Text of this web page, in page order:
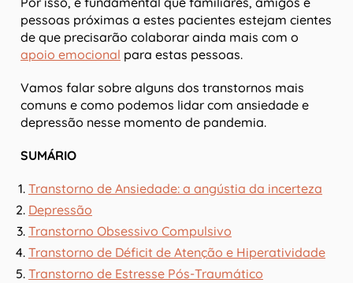
pessoas próximas a estes pacientes estejam cientes
de que precisarão colaborar ainda mais com o
apoio emocional para estas pessoas.
Vamos falar sobre alguns dos transtornos mais
comuns e como podemos lidar com ansiedade e
depressão nesse momento de pandemia.
SUMÁRIO
Transtorno de Ansiedade: a angústia da incerteza
Depressão
Transtorno Obsessivo Compulsivo
Transtorno de Déficit de Atenção e Hiperatividade
Transtorno de Estresse Pós-Traumático